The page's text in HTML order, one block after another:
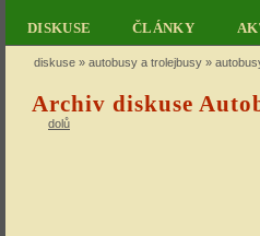
DISKUSE ČLÁNKY
diskuse » autobusy a trolejbusy »
Archiv diskuse
dolů